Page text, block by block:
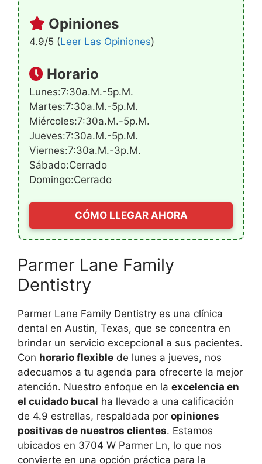
Opiniones
4.9/5 (Leer Las Opiniones)
Horario
Lunes:7:30a.m.-5p.m.
Martes:7:30a.m.-5p.m.
Miércoles:7:30a.m.-5p.m.
Jueves:7:30a.m.-5p.m.
Viernes:7:30a.m.-3p.m.
Sábado:Cerrado
Domingo:Cerrado
CÓMO LLEGAR AHORA
Parmer Lane Family
Dentistry
Parmer Lane Family Dentistry es una clínica
dental en Austin, Texas, que se concentra en
brindar un servicio excepcional a sus pacientes.
Con horario flexible de lunes a jueves, nos
adecuamos a tu agenda para ofrecerte la mejor
atención. Nuestro enfoque en la excelencia en
el cuidado bucal ha llevado a una calificación
de 4.9 estrellas, respaldada por opiniones
positivas de nuestros clientes. Estamos
ubicados en 3704 W Parmer Ln, lo que nos
convierte en una opción práctica para la